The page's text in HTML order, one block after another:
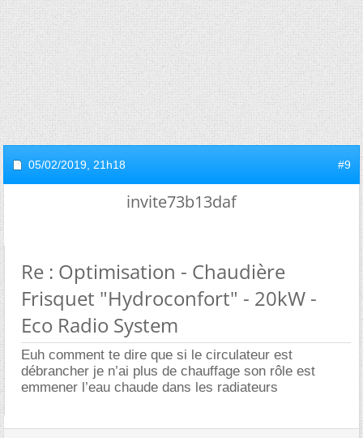
05/02/2019, 21h18 #9
invite73b13daf
Re : Optimisation - Chaudière
Frisquet "Hydroconfort" - 20kW -
Eco Radio System
Euh comment te dire que si le circulateur est
débrancher je n’ai plus de chauffage son rôle est
emmener l’eau chaude dans les radiateurs